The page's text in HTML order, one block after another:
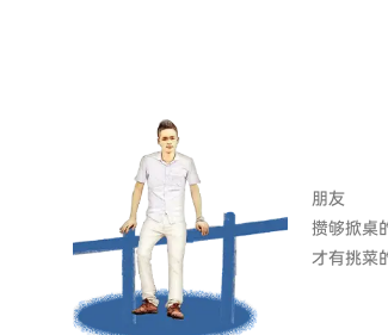
朋友
攒够掀桌
才有挑菜